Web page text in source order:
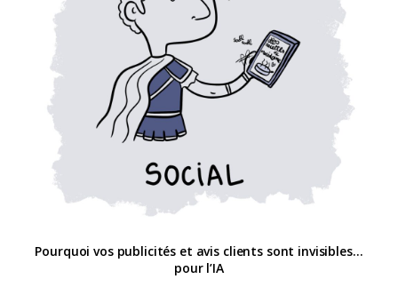
Pourquoi vos publicités et avis clients sont invisibles…
pour l’IA